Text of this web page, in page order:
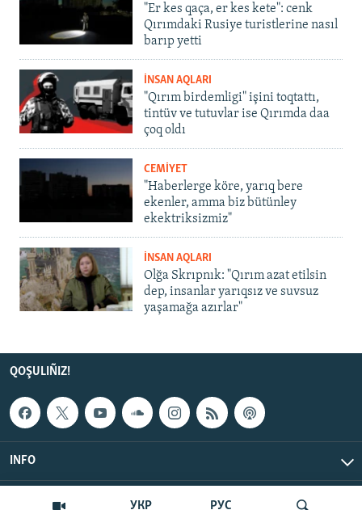
УКР РУС
"Er kes qaça, er kes kete": cenk
Qırımdaki Rusiye turistlerine nasıl
barıp yetti
İNSAN AQLARI
"Qırım birdemligi" işini toqtattı,
tintüv ve tutuvlar ise Qırımda daa
çoq oldı
CEMİYET
"Haberlerge köre, yarıq bere
ekenler, amma biz bütünley
ekektriksizmiz"
İNSAN AQLARI
Olğa Skrıpnık: "Qırım azat etilsin
dep, insanlar yarıqsız ve suvsuz
yaşamağa azırlar"
QOŞULIÑIZ!
INFO
© Qırım.Aqiqat, 2026 | All Rights Reserved.